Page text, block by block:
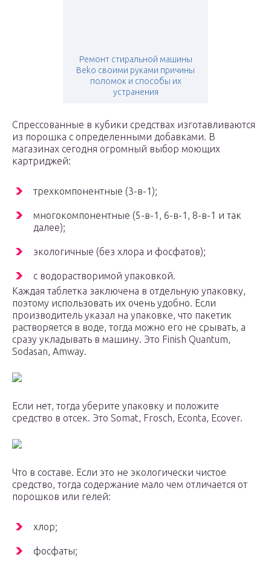
Ремонт стиральной машины
Beko своими руками причины
поломок и способы их
устранения
Спрессованные в кубики средствах изготавливаются
из порошка с определенными добавками. В
магазинах сегодня огромный выбор моющих
картриджей:
трехкомпонентные (3-в-1);
многокомпонентные (5-в-1, 6-в-1, 8-в-1 и так
далее);
экологичные (без хлора и фосфатов);
с водорастворимой упаковкой.
Каждая таблетка заключена в отдельную упаковку,
поэтому использовать их очень удобно. Если
производитель указал на упаковке, что пакетик
растворяется в воде, тогда можно его не срывать, а
сразу укладывать в машину. Это Finish Quantum,
Sodasan, Amway.
Если нет, тогда уберите упаковку и положите
средство в отсек. Это Somat, Frosch, Econta, Ecover.
Что в составе. Если это не экологически чистое
средство, тогда содержание мало чем отличается от
порошков или гелей:
хлор;
фосфаты;